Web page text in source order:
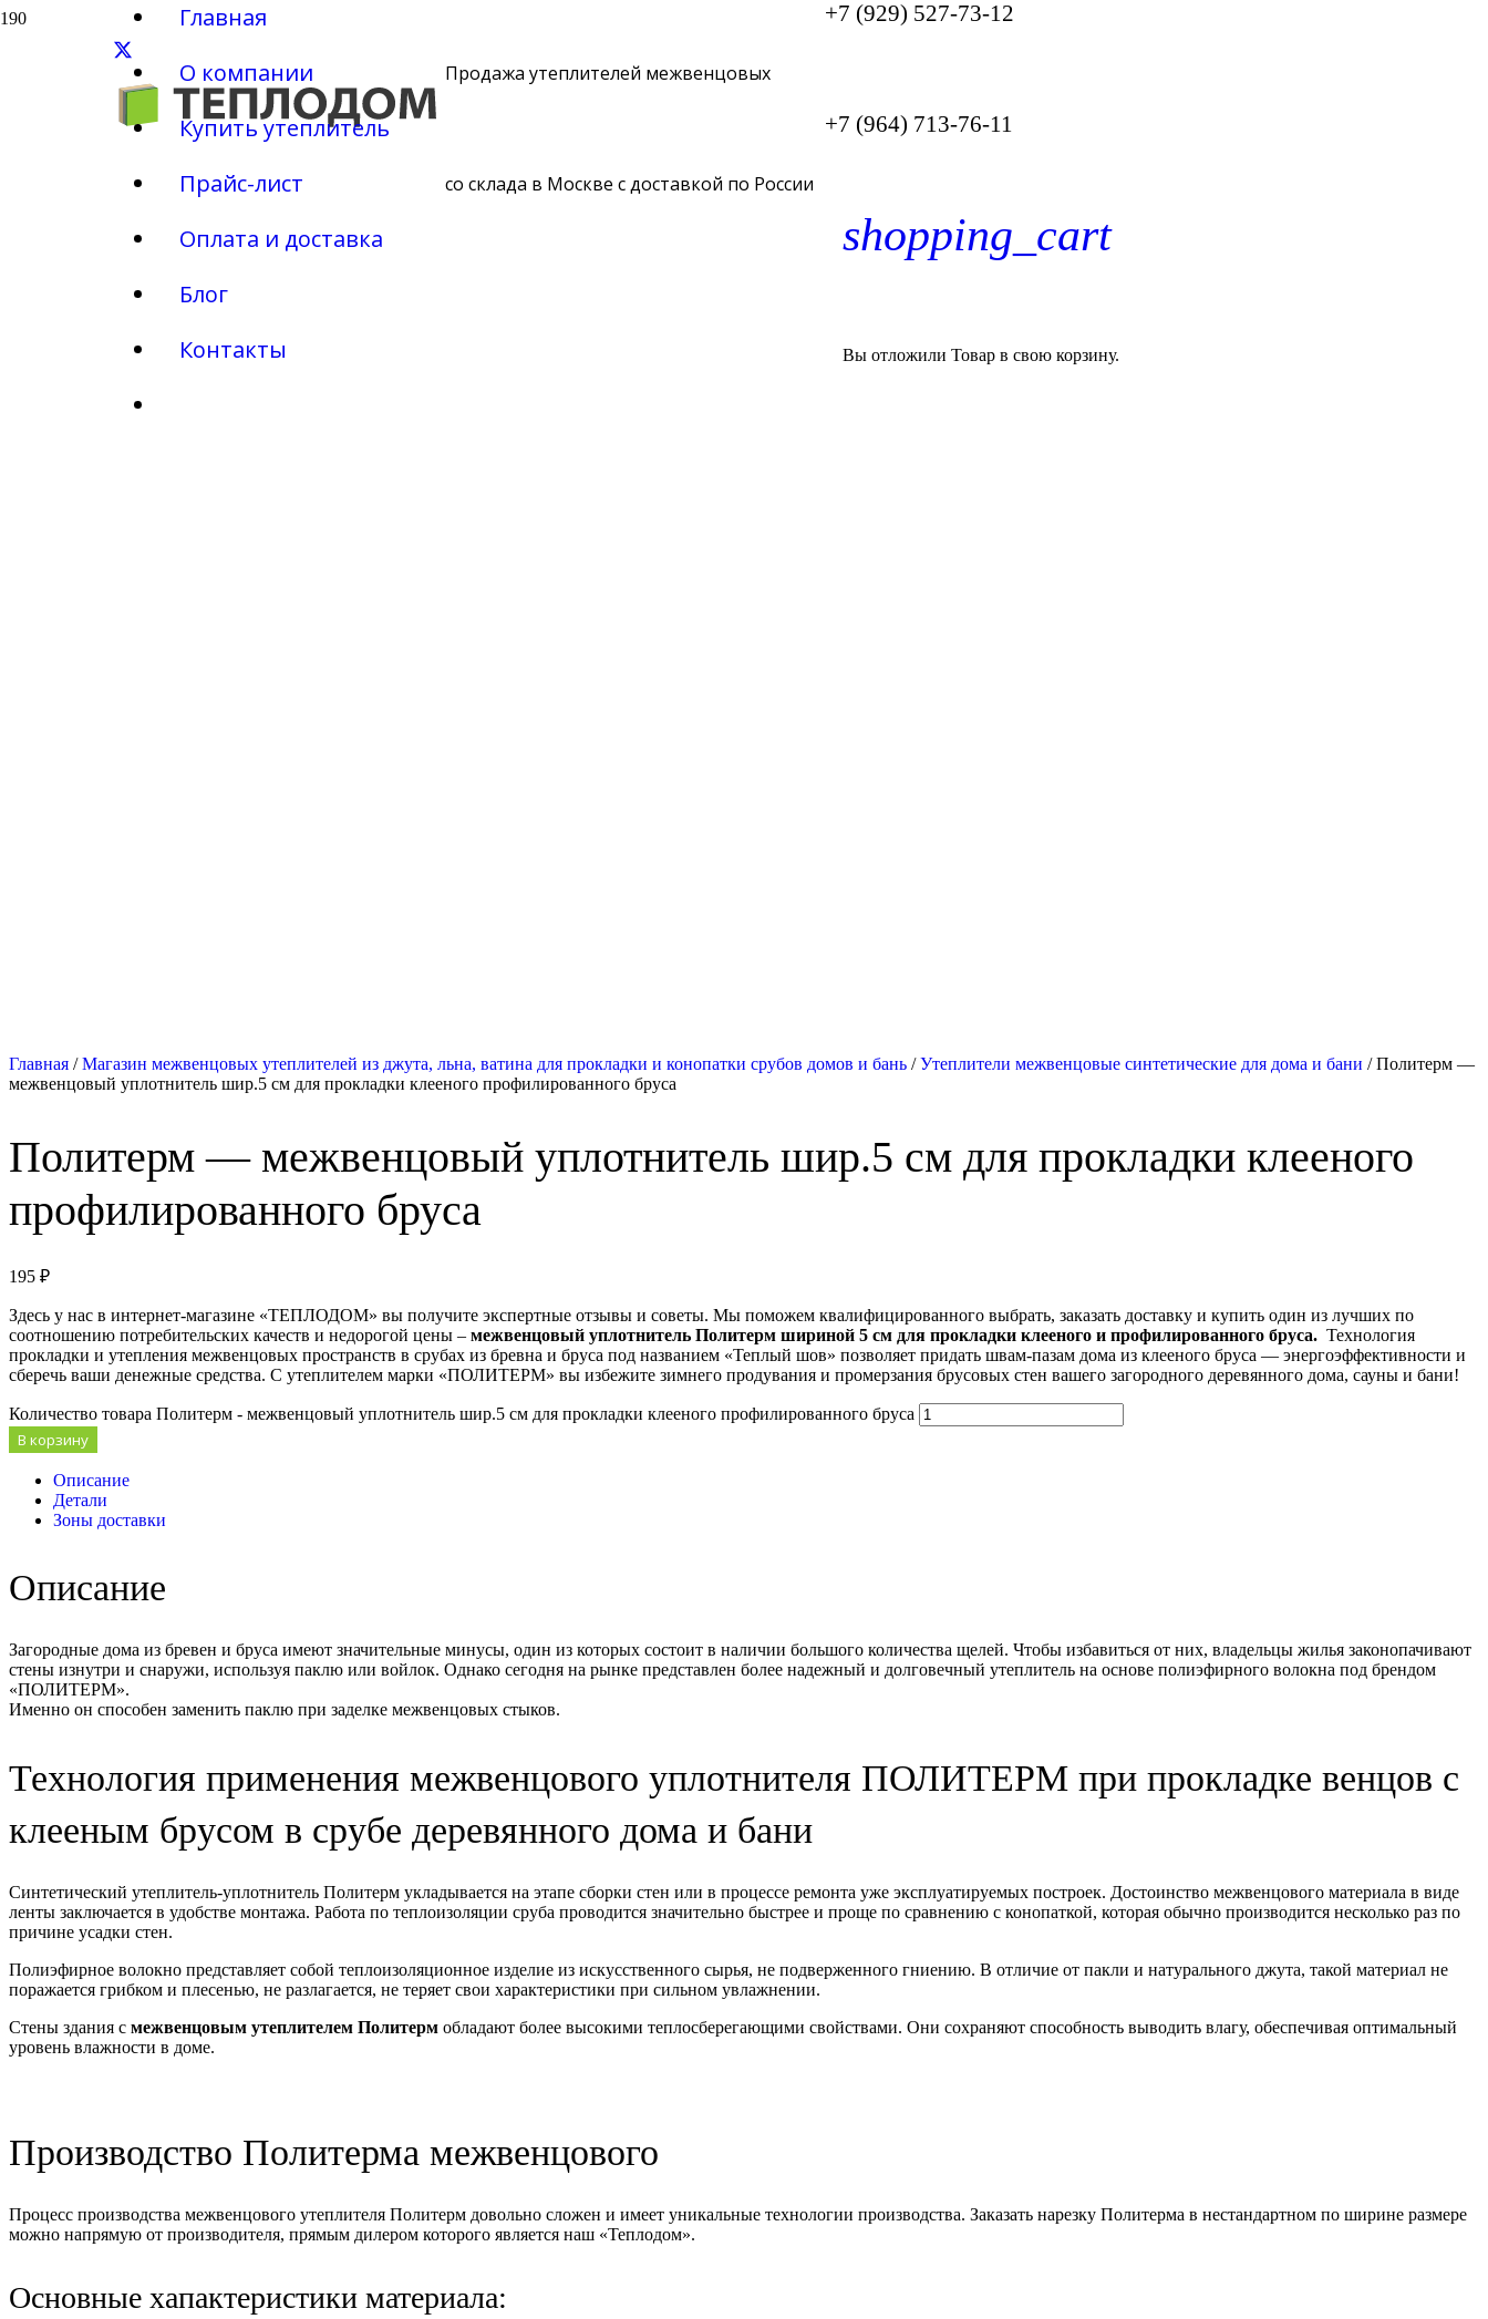
Продажа утеплителей межвенцовых
со склада в Москве с доставкой по России
+7 (929) 527-73-12
+7 (964) 713-76-11
shopping_cart
Вы отложилиТовар в свою корзину.
Главная
О компании
Купить утеплитель
Прайс-лист
Оплата и доставка
Блог
Контакты
Главная /Магазин межвенцовых утеплителей из джута, льна, ватина для прокладки и конопатки срубов домов и бань /Утеплители межвенцовые синтетические для дома и бани / Политерм —
межвенцовый уплотнитель шир.5 см для прокладки клееного профилированного бруса
Политерм — межвенцовый уплотнитель шир.5 см для прокладки клееного
профилированного бруса
195 ₽
Здесь у нас в интернет-магазине «ТЕПЛОДОМ» вы получите экспертные отзывы и советы. Мы поможем квалифицированного выбрать, заказать доставку и купить один из лучших по
соотношению потребительских качеств и недорогой цены – межвенцовый уплотнитель Политерм шириной 5 см для прокладки клееного и профилированного бруса. Технология
прокладки и утепления межвенцовых пространств в срубах из бревна и бруса под названием «Теплый шов» позволяет придать швам-пазам дома из клееного бруса — энергоэффективности и
сберечь ваши денежные средства. С утеплителем марки «ПОЛИТЕРМ» вы избежите зимнего продувания и промерзания брусовых стен вашего загородного деревянного дома, сауны и бани!
Количество товара Политерм - межвенцовый уплотнитель шир.5 см для прокладки клееного профилированного бруса
В корзину
Описание
Детали
Зоны доставки
Описание
Загородные дома из бревен и бруса имеют значительные минусы, один из которых состоит в наличии большого количества щелей. Чтобы избавиться от них, владельцы жилья законопачивают
стены изнутри и снаружи, используя паклю или войлок. Однако сегодня на рынке представлен более надежный и долговечный утеплитель на основе полиэфирного волокна под брендом
«ПОЛИТЕРМ».
Именно он способен заменить паклю при заделке межвенцовых стыков.
Технология применения межвенцового уплотнителя ПОЛИТЕРМ при прокладке венцов с
клееным брусом в срубе деревянного дома и бани
Синтетический утеплитель-уплотнитель Политерм укладывается на этапе сборки стен или в процессе ремонта уже эксплуатируемых построек. Достоинство межвенцового материала в виде
ленты заключается в удобстве монтажа. Работа по теплоизоляции сруба проводится значительно быстрее и проще по сравнению с конопаткой, которая обычно производится несколько раз по
причине усадки стен.
Полиэфирное волокно представляет собой теплоизоляционное изделие из искусственного сырья, не подверженного гниению. В отличие от пакли и натурального джута, такой материал не
поражается грибком и плесенью, не разлагается, не теряет свои характеристики при сильном увлажнении.
Стены здания с межвенцовым утеплителем Политерм обладают более высокими теплосберегающими свойствами. Они сохраняют способность выводить влагу, обеспечивая оптимальный
уровень влажности в доме.
Производство Политерма межвенцового
Процесс производства межвенцового утеплителя Политерм довольно сложен и имеет уникальные технологии производства. Заказать нарезку Политерма в нестандартном по ширине размере
можно напрямую от производителя, прямым дилером которого является наш «Теплодом».
Основные хапактеристики материала: